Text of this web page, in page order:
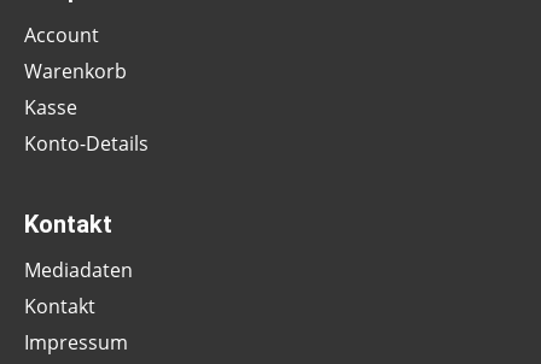
Account
Warenkorb
Kasse
Konto-Details
Kontakt
Mediadaten
Kontakt
Impressum